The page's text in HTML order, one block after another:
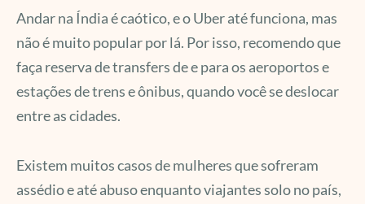
Andar na Índia é caótico, e o Uber até funciona, mas
não é muito popular por lá. Por isso, recomendo que
faça reserva de transfers de e para os aeroportos e
estações de trens e ônibus, quando você se deslocar
entre as cidades.
Existem muitos casos de mulheres que sofreram
assédio e até abuso enquanto viajantes solo no país,